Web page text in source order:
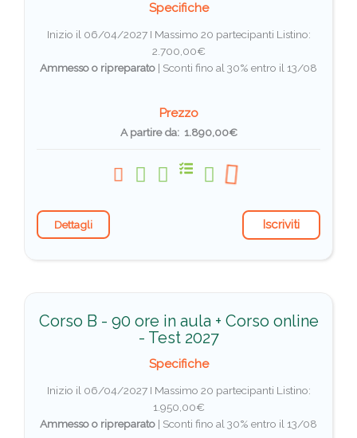
Specifiche
Inizio il 06/04/2027 I Massimo 20 partecipanti Listino:
2.700,00€
Ammesso o ripreparato | Sconti fino al 30% entro il 13/08
Prezzo
A partire da: 1.890,00€
Dettagli Iscriviti
Corso B - 90 ore in aula + Corso online
- Test 2027
Specifiche
Inizio il 06/04/2027 I Massimo 20 partecipanti Listino:
1.950,00€
Ammesso o ripreparato | Sconti fino al 30% entro il 13/08